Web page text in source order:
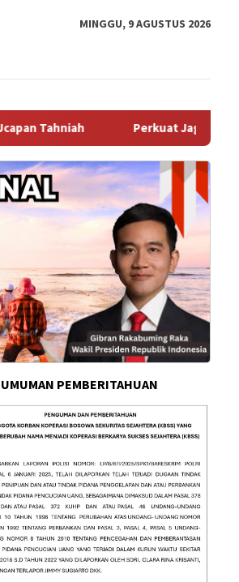
MINGGU, 9 AGUSTUS 2026
Perkuat Jaga Jakarta+ On The Spot,
PEMBERITAHUAN